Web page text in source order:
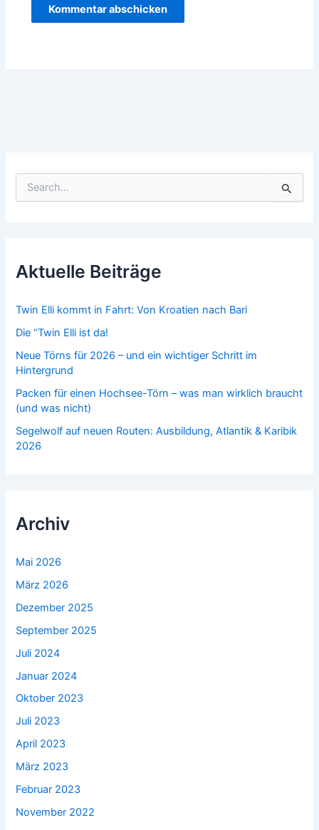
n
a
h
Aktuelle Beiträge
Twin Elli kommt in Fahrt: Von Kroatien nach Bari
Die “Twin Elli ist da!
Neue Törns für 2026 – und ein wichtiger Schritt im
Hintergrund
Packen für einen Hochsee-Törn – was man wirklich braucht
(und was nicht)
Segelwolf auf neuen Routen: Ausbildung, Atlantik & Karibik
2026
Archiv
Mai 2026
März 2026
Dezember 2025
September 2025
Juli 2024
Januar 2024
Oktober 2023
Juli 2023
April 2023
März 2023
Februar 2023
November 2022